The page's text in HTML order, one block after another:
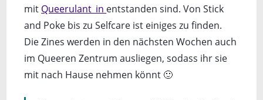
mit Queerulant_in entstanden sind. Von Stick
and Poke bis zu Selfcare ist einiges zu finden.
Die Zines werden in den nächsten Wochen auch
im Queeren Zentrum ausliegen, sodass ihr sie
mit nach Hause nehmen könnt 🙂